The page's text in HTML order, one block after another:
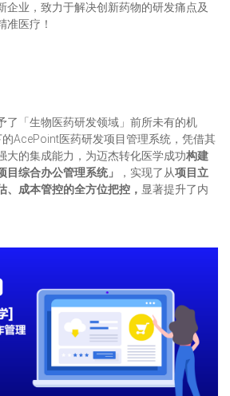
企业，致力于解决创新药物的研发痛点及
准医疗！
了「生物医药研发领域」前所未有的机
的AcePoint医药研发项目管理系统，凭借其
大的集成能力，为迈杰转化医学成功构建
目综合办公管理系统」
，实现了从项目立
、成本管控的全方位把控， 显著提升了内